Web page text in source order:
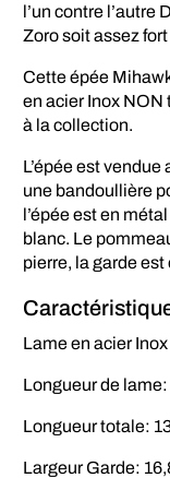
l’un contre l’autre
Zoro soit assez
Cette épée
en acier Inox NON
à la collection.
L’épée est
une bandoullière
l’épée est en
blanc. Le
pierre, la garde
Lame en acier
Longueur de lame:
Longueur totale:
Largeur Garde: